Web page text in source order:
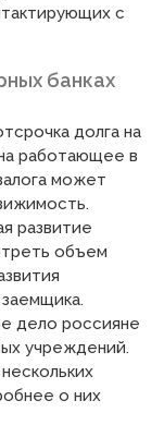
с
банках
долга на
работающее в
может
развитие
объем
дело россияне
учреждений.
о них